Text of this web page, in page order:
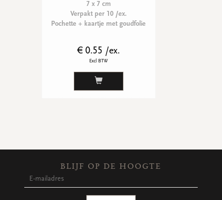
7 x 7 cm
Verpakt per 10 /ex.
Pochette + kaartje met goudfolie
€ 0.55 /ex.
Excl BTW
BLIJF OP DE HOOGTE